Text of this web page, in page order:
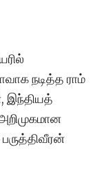
நடித்த ராம்
இந்தியத்